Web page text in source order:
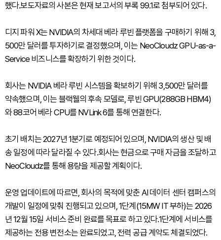
했다.보도자료의 사본은 현재 보고서의 부록 99.1로 첨부되어 있다.
디지 파워 X는 NVIDIA의 차세대 베라 루빈 플랫폼을 구매하기 위해 3,
500만 달러를 투자하기로 결정했으며, 이는 NeoCloudz GPU-as-a-
Service 비즈니스를 확장하기 위한 것이다.
회사는 NVIDIA 베라 루빈 시스템을 확보하기 위해 3,500만 달러를
약속했으며, 이는 블랙웰의 후속 모델로, 루빈 GPU(288GB HBM4)
와 88코어 베라 CPU를 NVLink 6를 통해 연결한다.
초기 배치는 2027년 1분기로 예정되어 있으며, NVIDIA의 생산 및 배
송 일정에 따라 달라질 수 있다.회사는 현금으로 구매 자금을 조달하고
NeoCloudz를 통해 용량을 제공할 계획이다.
운영 업데이트에 따르면, 회사의 목적에 맞춘 AI 데이터 센터 캠퍼스의
개발이 일정에 맞춰 진행되고 있으며, 1단계(15MW IT 부하)는 2026
년 12월 15일 서비스 준비 완료를 목표로 하고 있다.1단계에 서비스를
제공하는 전용 변전소는 완료되었고, 전력 공급 계약도 체결되었다.